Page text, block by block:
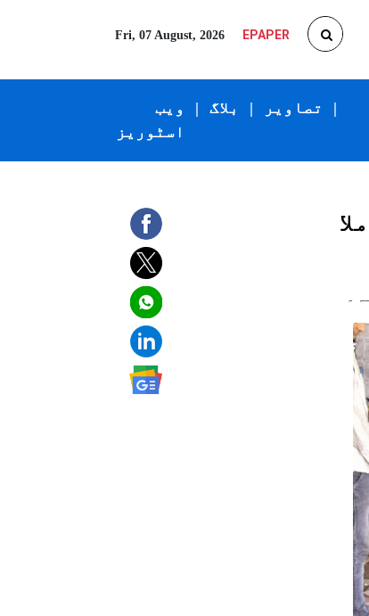
Fri, 07 August, 2026 EPAPER
ویب
اسٹوریز
| بلاگ | تصاویر |